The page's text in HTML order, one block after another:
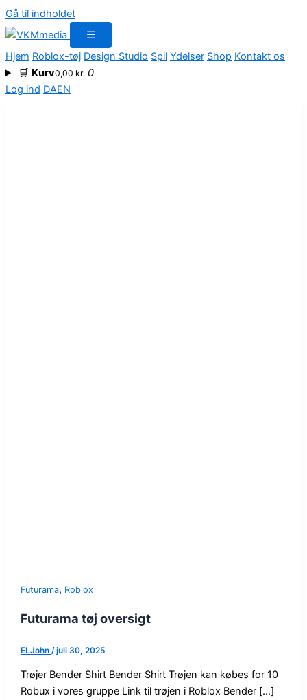
Gå til indholdet
☰
Hjem Roblox-tøj Design Studio Spil Ydelser Shop Kontakt os
🛒 Kurv0,00 kr. 0
Log ind DAEN
Futurama, Roblox
Futurama tøj oversigt
ELJohn /juli 30, 2025
Trøjer Bender Shirt Bender Shirt Trøjen kan købes for 10
Robux i vores gruppe Link til trøjen i Roblox Bender […]